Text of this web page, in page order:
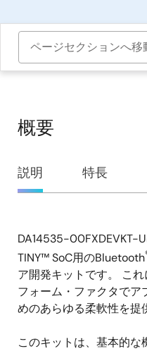
ページセクションへ移
概要
概
要
説明 特長
説
明
DA14535-00FXDEVKT-U
TINY™ SoC用のBluetooth
ア開発キットです。 こ
フォーム・ファクタでア
めのあらゆる柔軟性を提
このキットは、基本的